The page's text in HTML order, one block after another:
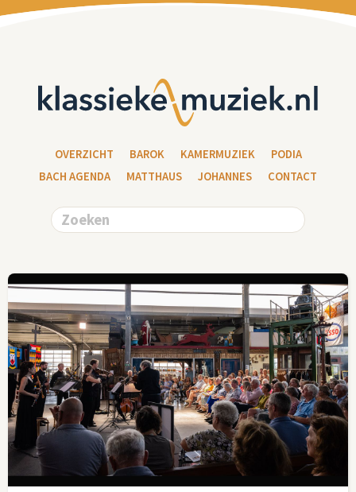
OVERZICHT BAROK KAMERMUZIEK
PODIA
BACH AGENDA
MATTHAUS JOHANNES CONTACT